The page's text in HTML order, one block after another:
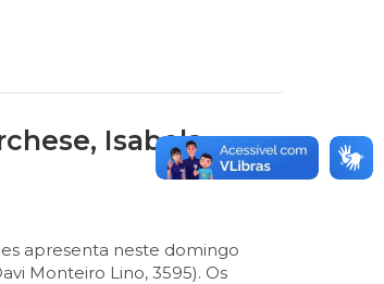
Isabela
apresenta neste domingo
Monteiro Lino, 3595). Os